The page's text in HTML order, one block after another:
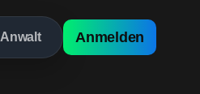
Anwalt Anmelden